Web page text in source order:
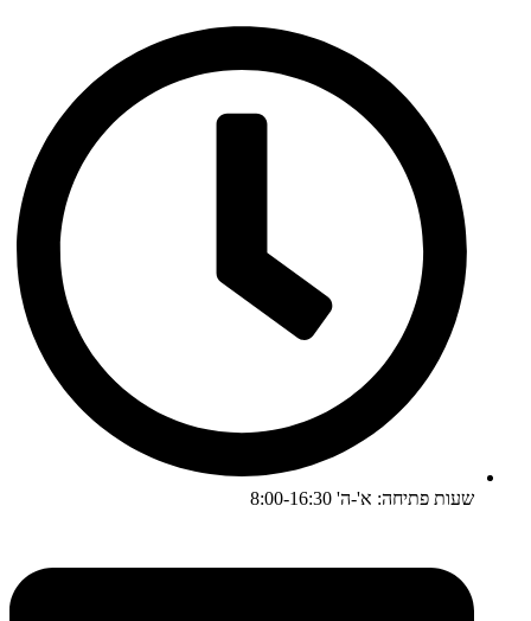
שעות פתיחה: א'-ה' 8:00-16:30